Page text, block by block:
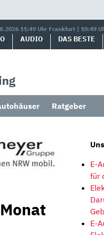
11:49 Uhr Frankfurt | 10:49
AUDIO DAS BESTE
Ratgeber
E-
für
E-